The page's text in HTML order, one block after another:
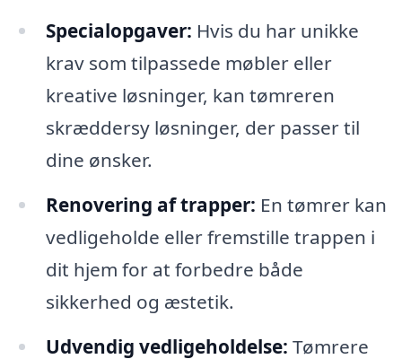
Specialopgaver: Hvis du har unikke
krav som tilpassede møbler eller
kreative løsninger, kan tømreren
skræddersy løsninger, der passer til
dine ønsker.
Renovering af trapper: En tømrer kan
vedligeholde eller fremstille trappen i
dit hjem for at forbedre både
sikkerhed og æstetik.
Udvendig vedligeholdelse: Tømrere